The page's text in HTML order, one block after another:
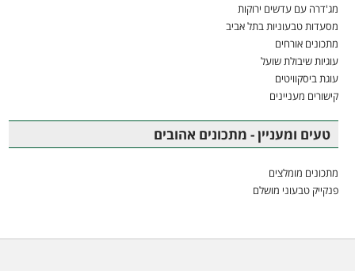
מג'דרה עם עדשים ירוקות
מסעדות טבעוניות בתל אביב
מתכונים אורחים
עוגיות שיבולת שועל
עוגת ביסקוויטים
קישורים מעניינים
טעים ומעניין - מתכונים אהובים
מתכונים מומלצים
פנקייק טבעוני מושלם